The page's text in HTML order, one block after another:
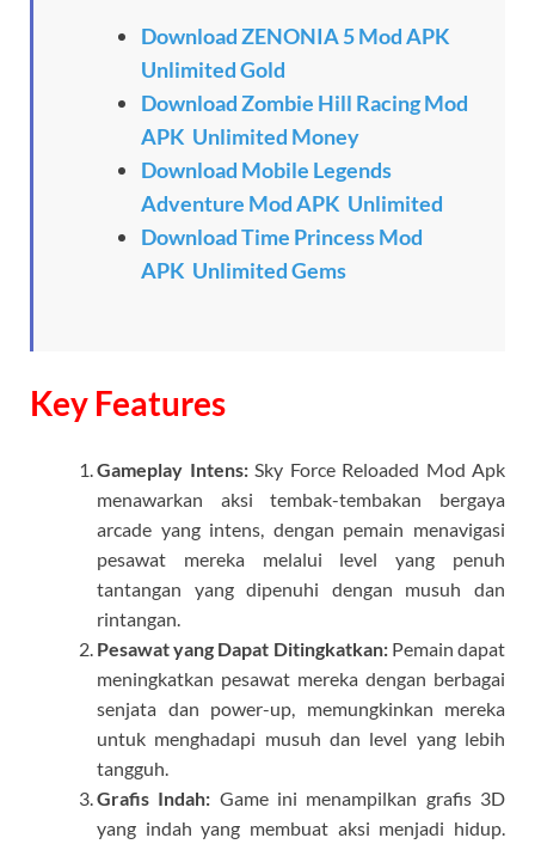
Download ZENONIA 5 Mod APK
Unlimited Gold
Download Zombie Hill Racing Mod
APK Unlimited Money
Download Mobile Legends
Adventure Mod APK Unlimited
Download Time Princess Mod
APK Unlimited Gems
Key Features
Gameplay Intens:Sky Force Reloaded Mod Apk
menawarkan aksi tembak-tembakan bergaya
arcade yang intens, dengan pemain menavigasi
pesawat mereka melalui level yang penuh
tantangan yang dipenuhi dengan musuh dan
rintangan.
Pesawat yang Dapat Ditingkatkan:Pemain dapat
meningkatkan pesawat mereka dengan berbagai
senjata dan power-up, memungkinkan mereka
untuk menghadapi musuh dan level yang lebih
tangguh.
Grafis Indah: Game ini menampilkan grafis 3D
yang indah yang membuat aksi menjadi hidup.